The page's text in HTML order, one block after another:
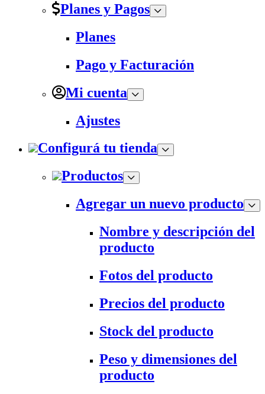
Planes y Pagos
Planes
Pago y Facturación
Mi cuenta
Ajustes
Configurá tu tienda
Productos
Agregar un nuevo producto
Nombre y descripción del
producto
Fotos del producto
Precios del producto
Stock del producto
Peso y dimensiones del
producto